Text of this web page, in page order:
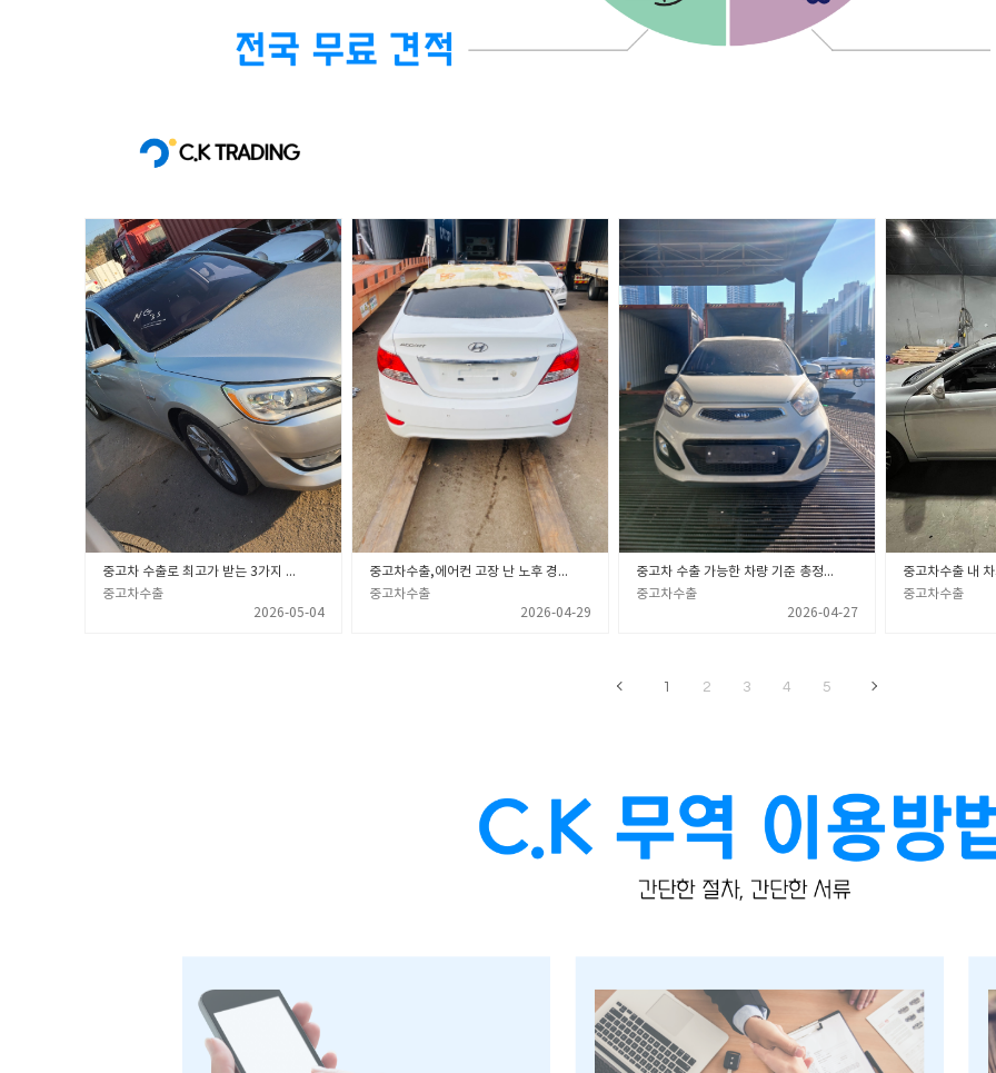
중고차 수출로 최고가 받는 3가지 방법
중고차수출
2026-05-04
중고차수출,에어컨 고장 난 노후 경유차, 큰돈 들여 수리해서 팔까? 아니면 그냥 수출 보낼까?
중고차수출
2026-04-29
중고차 수출 가능한 차량 기준 총정리 🚗
중고차수출
2026-04-27
중고차수출
1 2 3 4 5